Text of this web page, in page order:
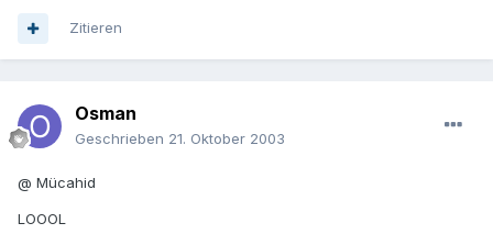
Zitieren
Osman
Geschrieben 21. Oktober 2003
@ Mücahid
LOOOL